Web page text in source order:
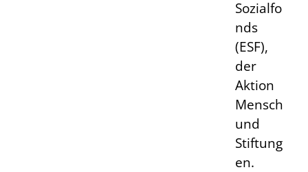
Sozialfo
nds
(ESF),
der
Aktion
Mensch
und
Stiftung
en.